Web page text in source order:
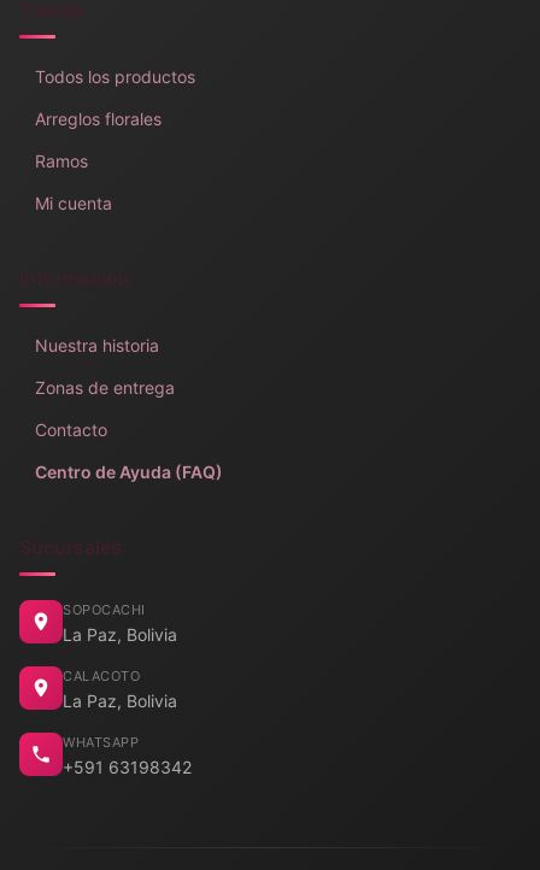
Todos los productos
Arreglos florales
Ramos
Mi cuenta
Información
Nuestra historia
Zonas de entrega
Contacto
Centro de Ayuda (FAQ)
Sucursales
SOPOCACHI
La Paz, Bolivia
CALACOTO
La Paz, Bolivia
WHATSAPP
+591 63198342